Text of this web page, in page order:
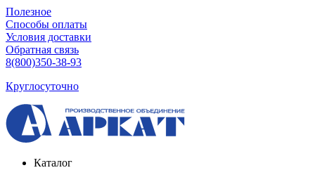
Полезное
Способы оплаты
Условия доставки
Обратная связь
8(800)350-38-93
Круглосуточно
Каталог